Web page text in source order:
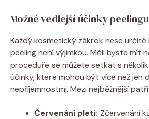
Možné vedlejší účinky peelingu
Každý kosmetický zákrok nese určité
peeling není výjimkou. Měli byste mít
proceduře se můžete setkat s
účinky, které mohou být více než jen
nepříjemnostmi. Mezi nejběžnější patří:
Červenání pleti: Zčervenání